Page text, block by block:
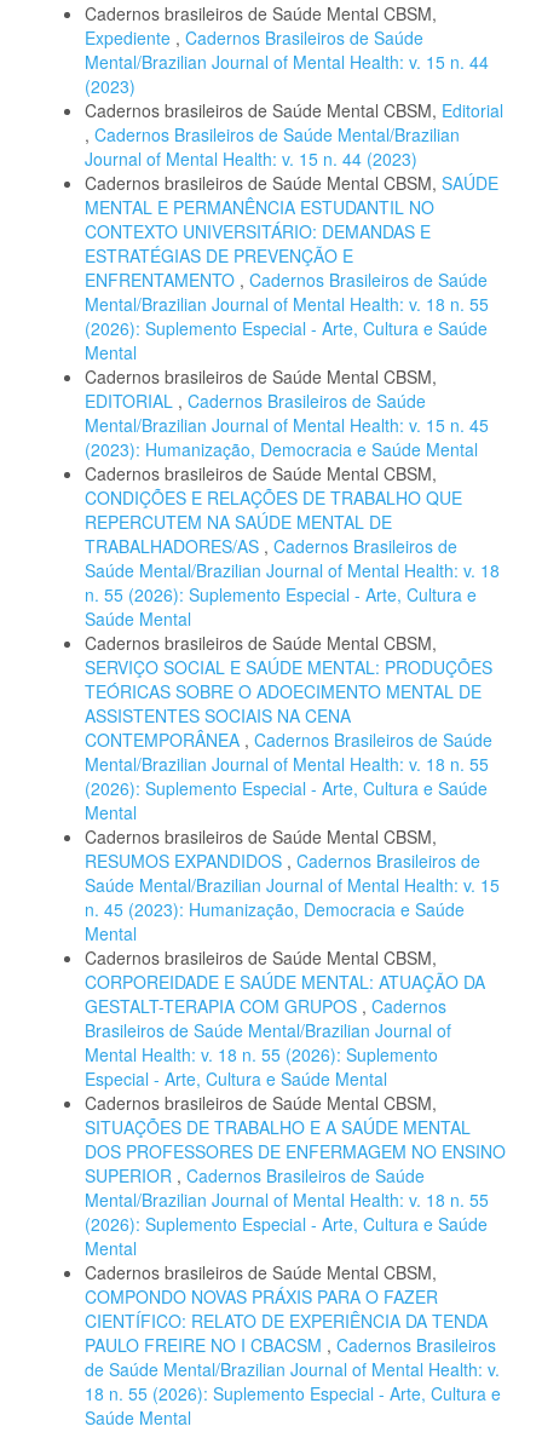
Cadernos brasileiros de Saúde Mental CBSM,
Expediente , Cadernos Brasileiros de Saúde
Mental/Brazilian Journal of Mental Health: v. 15 n. 44
(2023)
Cadernos brasileiros de Saúde Mental CBSM, Editorial
, Cadernos Brasileiros de Saúde Mental/Brazilian
Journal of Mental Health: v. 15 n. 44 (2023)
Cadernos brasileiros de Saúde Mental CBSM, SAÚDE
MENTAL E PERMANÊNCIA ESTUDANTIL NO
CONTEXTO UNIVERSITÁRIO: DEMANDAS E
ESTRATÉGIAS DE PREVENÇÃO E
ENFRENTAMENTO , Cadernos Brasileiros de Saúde
Mental/Brazilian Journal of Mental Health: v. 18 n. 55
(2026): Suplemento Especial - Arte, Cultura e Saúde
Mental
Cadernos brasileiros de Saúde Mental CBSM,
EDITORIAL , Cadernos Brasileiros de Saúde
Mental/Brazilian Journal of Mental Health: v. 15 n. 45
(2023): Humanização, Democracia e Saúde Mental
Cadernos brasileiros de Saúde Mental CBSM,
CONDIÇÕES E RELAÇÕES DE TRABALHO QUE
REPERCUTEM NA SAÚDE MENTAL DE
TRABALHADORES/AS , Cadernos Brasileiros de
Saúde Mental/Brazilian Journal of Mental Health: v. 18
n. 55 (2026): Suplemento Especial - Arte, Cultura e
Saúde Mental
Cadernos brasileiros de Saúde Mental CBSM,
SERVIÇO SOCIAL E SAÚDE MENTAL: PRODUÇÕES
TEÓRICAS SOBRE O ADOECIMENTO MENTAL DE
ASSISTENTES SOCIAIS NA CENA
CONTEMPORÂNEA , Cadernos Brasileiros de Saúde
Mental/Brazilian Journal of Mental Health: v. 18 n. 55
(2026): Suplemento Especial - Arte, Cultura e Saúde
Mental
Cadernos brasileiros de Saúde Mental CBSM,
RESUMOS EXPANDIDOS , Cadernos Brasileiros de
Saúde Mental/Brazilian Journal of Mental Health: v. 15
n. 45 (2023): Humanização, Democracia e Saúde
Mental
Cadernos brasileiros de Saúde Mental CBSM,
CORPOREIDADE E SAÚDE MENTAL: ATUAÇÃO DA
GESTALT-TERAPIA COM GRUPOS , Cadernos
Brasileiros de Saúde Mental/Brazilian Journal of
Mental Health: v. 18 n. 55 (2026): Suplemento
Especial - Arte, Cultura e Saúde Mental
Cadernos brasileiros de Saúde Mental CBSM,
SITUAÇÕES DE TRABALHO E A SAÚDE MENTAL
DOS PROFESSORES DE ENFERMAGEM NO ENSINO
SUPERIOR , Cadernos Brasileiros de Saúde
Mental/Brazilian Journal of Mental Health: v. 18 n. 55
(2026): Suplemento Especial - Arte, Cultura e Saúde
Mental
Cadernos brasileiros de Saúde Mental CBSM,
COMPONDO NOVAS PRÁXIS PARA O FAZER
CIENTÍFICO: RELATO DE EXPERIÊNCIA DA TENDA
PAULO FREIRE NO I CBACSM , Cadernos Brasileiros
de Saúde Mental/Brazilian Journal of Mental Health: v.
18 n. 55 (2026): Suplemento Especial - Arte, Cultura e
Saúde Mental